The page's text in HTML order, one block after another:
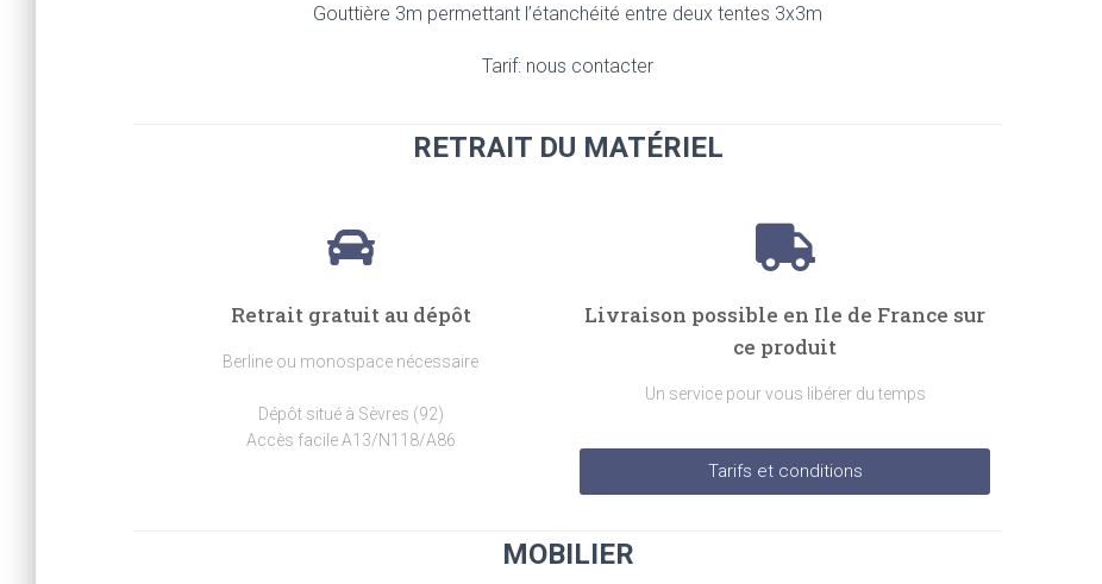
Gouttière 3m permettant l’étanchéité entre deux tentes 3x3m
Tarif: nous contacter
RETRAIT DU MATÉRIEL
Retrait gratuit au dépôt
Berline ou monospace nécessaire
Dépôt situé à Sèvres (92)
Accès facile A13/N118/A86
Livraison possible en Ile de France sur
ce produit
Un service pour vous libérer du temps
Tarifs et conditions
MOBILIER